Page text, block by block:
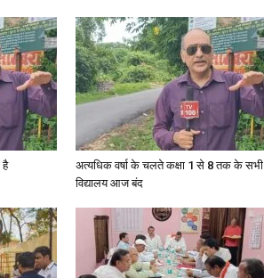
है
अत्यधिक वर्षा के चलते कक्षा 1 से 8 तक के सभी
विद्यालय आज बंद